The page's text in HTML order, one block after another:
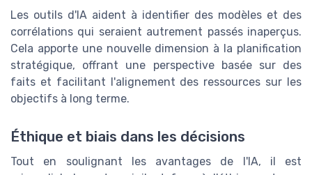
Les outils d'IA aident à identifier des modèles et des
corrélations qui seraient autrement passés inaperçus.
Cela apporte une nouvelle dimension à la planification
stratégique, offrant une perspective basée sur des
faits et facilitant l'alignement des ressources sur les
objectifs à long terme.
Éthique et biais dans les décisions
Tout en soulignant les avantages de l'IA, il est